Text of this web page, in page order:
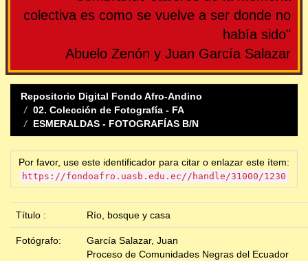
colectiva es como se vuelve a ser donde no
había sido"
Abuelo Zenón y Juan García Salazar
Repositorio Digital Fondo Afro-Andino
02. Colección de Fotografía - FA
ESMERALDAS - FOTOGRAFÍAS B/N
Por favor, use este identificador para citar o enlazar este ítem:
https://fondoafro.uasb.edu.ec//handle/31000/1230
Título : Río, bosque y casa
Fotógrafo:
García Salazar, Juan
Proceso de Comunidades Negras del Ecuador